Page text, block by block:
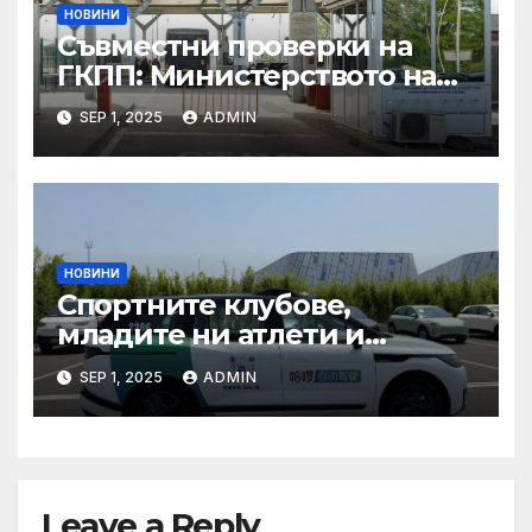
НОВИНИ
Съвместни проверки на
ГКПП: Министерството на
туризма и контролните
органи откриха нарушения
при пътувания
SEP 1, 2025 ADMIN
НОВИНИ
Спортните клубове,
младите ни атлети и
техните треньори имат
нужда от нашата подкрепа
и ние ще им я осигурим
SEP 1, 2025 ADMIN